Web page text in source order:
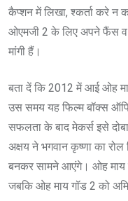
कैप्शन में लिखा, श्कर्ता करे न
ओएमजी 2 के लिए अपने फैंस व
मांगी हैं।
बता दें कि 2012 में आई ओह
उस समय यह फिल्म बॉक्स
सफलता के बाद मेकर्स इसे
अक्षय ने भगवान कृष्णा का
बनकर सामने आएंगे। ओह माय
जबकि ओह माय गॉड 2 को